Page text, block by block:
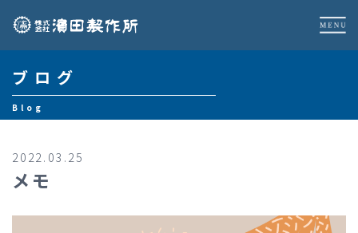
ブログ
Blog
2022.03.25
メモ